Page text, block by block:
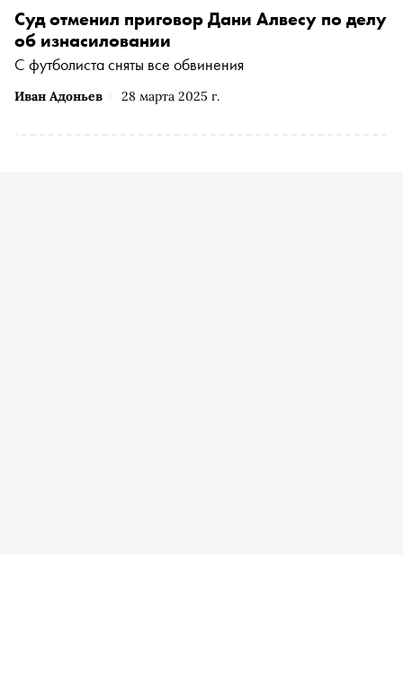
Иван Адоньев 28 марта 2025 г.
Суд отменил приговор Дани Алвесу по делу
об изнасиловании
С футболиста сняты все обвинения